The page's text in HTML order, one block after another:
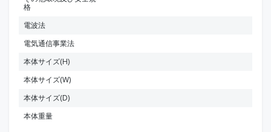
格
電波法
電気通信事業法
本体サイズ(H)
本体サイズ(W)
本体サイズ(D)
本体重量